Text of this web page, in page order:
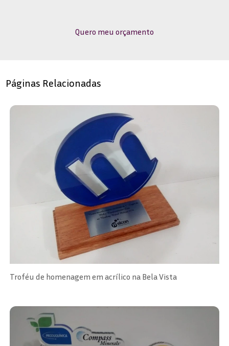
Quero meu orçamento
Páginas Relacionadas
Troféu de homenagem em acrílico na Bela Vista